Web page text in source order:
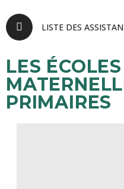
LISTE DES
LES ÉCOLES
PRIMAIRES